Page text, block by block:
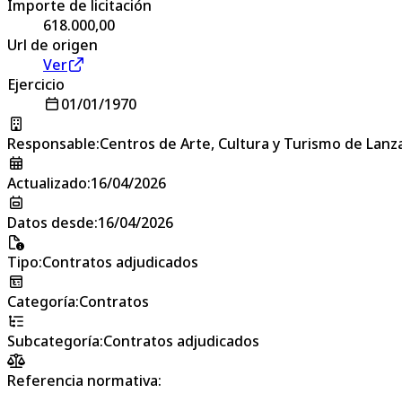
Importe de licitación
618.000,00
Url de origen
Ver
Ejercicio
01/01/1970
Responsable:Centros de Arte, Cultura y Turismo de
Actualizado:16/04/2026
Datos desde:16/04/2026
Tipo:Contratos adjudicados
Categoría:Contratos
Subcategoría:Contratos adjudicados
Referencia normativa: